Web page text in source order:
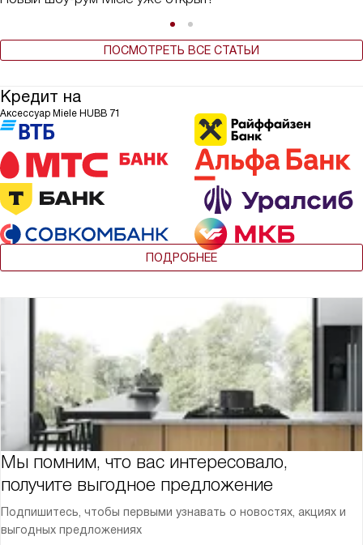
ПОСМОТРЕТЬ ВСЕ СТАТЬИ
Кредит на
Аксессуар Miele HUBB 71
ПОДРОБНЕЕ
Мы помним, что вас интересовало,
получите выгодное предложение
Подпишитесь, чтобы первыми узнавать о новостях, акциях и
выгодных предложениях